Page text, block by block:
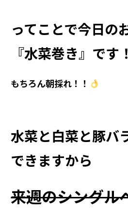
ってことで今日の
『水菜巻き』です
もちろん朝採れ！！
水菜と白菜と豚バ
できますから
来週のシングル